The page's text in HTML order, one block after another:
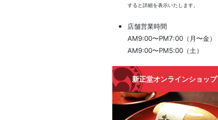
すると詳細を表示いたします。
店舗営業時間
AM9:00〜PM7:00（月〜金）
AM9:00〜PM5:00（土）
新正堂オンラインショップ